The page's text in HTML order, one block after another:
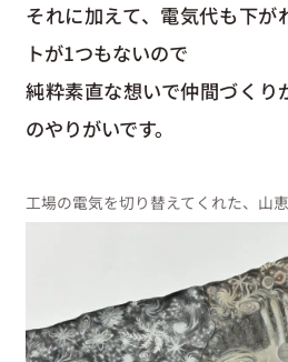
それに加えて、電気代も下が
トが1つもないので
純粋素直な想いで仲間づくり
のやりがいです。
工場の電気を切り替えてくれた、山